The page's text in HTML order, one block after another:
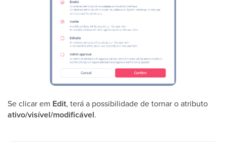
Se clicar em Edit, terá a possibilidade de tornar o atributo
ativo/visível/modificável.